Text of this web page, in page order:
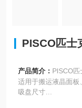
PISCO匹士
产品简介： PISCO
适用于搬运液晶面板
吸盘尺寸